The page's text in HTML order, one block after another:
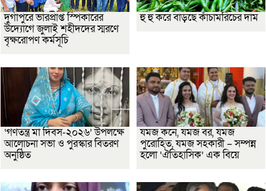
দুর্গাপুরে ভারপ্রাপ্ত স্পিকারের
উদ্যোগে জুলাই শহীদদের স্মরণে
বৃক্ষরোপণ কর্মসূচি
হু হু করে বাড়ছে কাঁচামরিচের দাম
‘গণতন্ত্র মা দিবস-২০২৬’ উপলক্ষে
আলোচনা সভা ও পুরস্কার বিতরণ
অনুষ্ঠিত
যমজ কনে, যমজ বর, যমজ
পুরোহিত, যমজ সহকারী – সম্পন্ন
হলো ‘ঐতিহাসিক’ এক বিয়ে